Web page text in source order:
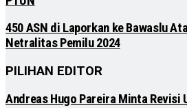
450 ASN di Laporkan ke Bawaslu
Netralitas Pemilu 2024
PILIHAN EDITOR
Andreas Hugo Pareira Minta Revisi